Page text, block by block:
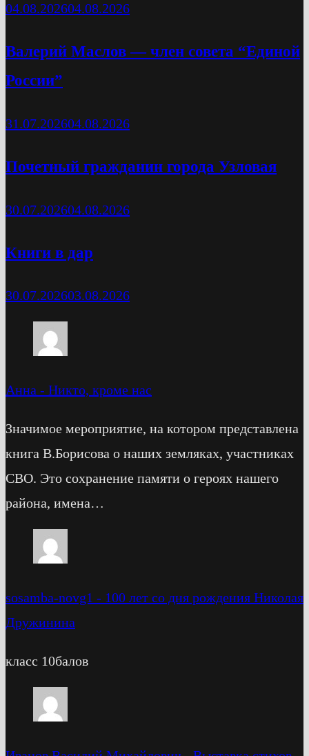
04.08.202604.08.2026
Валерий Маслов — член совета “Единой
России”
31.07.202604.08.2026
Почетный гражданин города Узловая
30.07.202604.08.2026
Книги в дар
30.07.202603.08.2026
Анна - Никто, кроме нас
Значимое мероприятие, на котором представлена
книга В.Борисова о наших земляках, участниках
СВО. Это сохранение памяти о героях нашего
района, имена…
sosamba-novg1 - 100 лет со дня рождения Николая
Дружинина
класс 10балов